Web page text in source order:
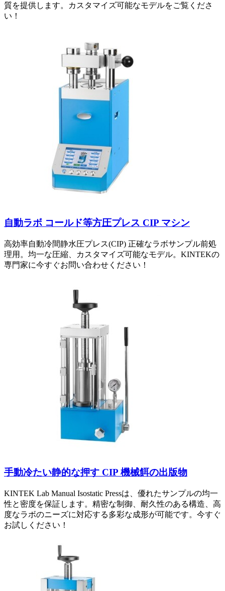
質を提供します。カスタマイズ可能なモデルをご覧くださ
い！
自動ラボ コールド等方圧プレス CIP マシン
高効率自動冷間静水圧プレス(CIP) 正確なラボサンプル前処
理用。均一な圧縮、カスタマイズ可能なモデル。KINTEKの
専門家に今すぐお問い合わせください！
手動冷たい静的な押す CIP 機械餌の出版物
KINTEK Lab Manual Isostatic Pressは、優れたサンプルの均一
性と密度を保証します。精密な制御、耐久性のある構造、高
度なラボのニーズに対応する多彩な成形が可能です。今すぐ
お試しください！